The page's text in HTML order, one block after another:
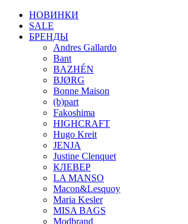
НОВИНКИ
SALE
БРЕНДЫ
Andres Gallardo
Bant
BAZHÉN
BJØRG
Bonne Maison
(b)part
Fakoshima
HIGHCRAFT
Hugo Kreit
JENJA
Justine Clenquet
КЛЕВЕР
LA MANSO
Macon&Lesquoy
Maria Kesler
MISA BAGS
Modbrand